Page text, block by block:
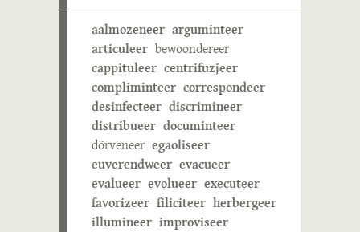
aalmozeneer arguminteer
articuleer bewoondereer
cappituleer centrifuzjeer
compliminteer correspondeer
desinfecteer discrimineer
distribueer documinteer
dörveneer egaoliseer
euverendweer evacueer
evalueer evolueer executeer
favorizeer filiciteer herbergeer
illumineer improviseer